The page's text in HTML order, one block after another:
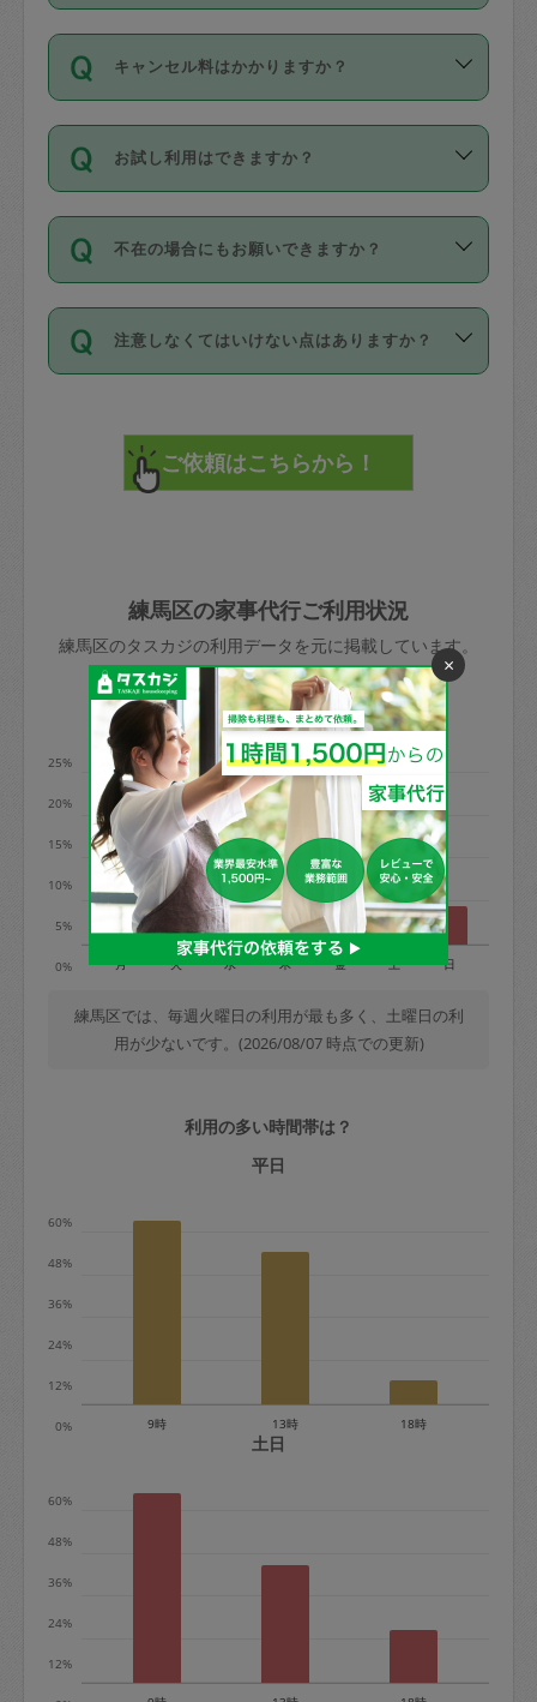
登録しています。
日本語も話せる方など様々です。
ールに記載していますので、各自の得意
を依頼してください。
ング動画を使ったセルフトレーニングの
現場トライアルを受け、合格したタスカ
ジさんが活動されています。
※テストセンターの講評は１件目のレビュ
参考
【詳細】タスカジさんの登録に際
適用されます。作業範囲は、掃除、洗
です。作業中に物を壊したり、人にけが
をさせたりした場合が対象で、補償金額
す。
写真を撮り、
詳細FAQ：
損害賠償保険について教えて
ご依頼は、現在を起点に3日後（72時間
以降）の日時から受付可能となっていま
す。
タスカジさんへ「募集」をかけることが
可能です。
キャンセル料はかかりますか？
キャンセル料には、以下の2種類がありま
す。
1. 直前キャンセル（定期、スポット契約
共通）
72時間を超える※と、以下のキャンセル
料が発生します。
直前キャンセル料：
72時間前〜24時間前＝依頼料金の50%
依頼者不在による当日キャンセル＝依頼
金額の100%＋交通費全額
※例：依頼日時／土曜日午前9時開始の場
合、水曜日午前9時以降はキャンセル料が
発生
水曜日9時〜金曜日9時まで＝依頼料金の
50%
金曜日9時～土曜日8時まで＝依頼金額の
100%
土曜日8時〜実施時間＝依頼金額の100%
＋交通費全額
依頼者不在による当日キャンセル＝依頼
金額の100%＋交通費全額
定期契約をキャンセルする場合、毎週定
期は月2回まで隔週定期は月1回までキャ
ャンセル料が発生します。
※キャンセル料金の設定について：
お試し利用はできますか？
「お試し利用」というメニューはありま
せんが、「一回のみ」依頼を活用するこ
とによって、気に入ったタスカジさんを
まず、条件の合う気になるタスカジさ
みてください。
その後、一番気に入ったタスカジさんに
不在の場合にもお願いできますか？
不在の場合の作業はタスカジさんの同意
が必要です。数回の依頼ののち、タスカ
ジさんと依頼者の間で十分な信頼関係が
てください。
不在時に部屋に入るためにタスカジさん
きた場合は損害保険の対象外となるので
ご注意ください。
注意しなくてはいけない点はありますか？
で、必ず鍵のかかるロッカーや金庫に入
れて依頼者の責任の元管理するよう心掛
けてください。
玉、など
あわせてこちらも参照ください：初めて
利用します。注意しなくてはいけない点
はありますか？
練馬区の家事代行ご利用状況
練馬区のタスカジの利用データを元に掲載しています。
利用の多い曜日は？
0%
5%
10%
15%
20%
25%
月 火 水 木 金 土 日
練馬区では、毎週火曜日の利用が最も多く、土曜日の利
用が少ないです。(2026/08/07 時点での更新)
利用の多い時間帯は？
平日
0%
12%
24%
36%
48%
60%
9時 13時 18時
土日
12%
24%
36%
48%
60%
×